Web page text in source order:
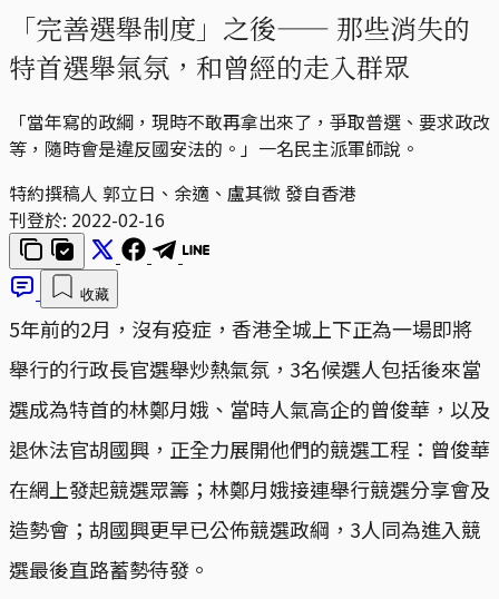
「完善選舉制度」之後—— 那些消失的
特首選舉氣氛，和曾經的走入群眾
「當年寫的政綱，現時不敢再拿出來了，爭取普選、要求政改
等，隨時會是違反國安法的。」一名民主派軍師說。
特約撰稿人 郭立日、余適、盧其微 發自香港
刊登於: 2022-02-16
收藏
5年前的2月，沒有疫症，香港全城上下正為一場即將
舉行的行政長官選舉炒熱氣氛，3名候選人包括後來當
選成為特首的林鄭月娥、當時人氣高企的曾俊華，以及
退休法官胡國興，正全力展開他們的競選工程：曾俊華
在網上發起競選眾籌；林鄭月娥接連舉行競選分享會及
造勢會；胡國興更早已公佈競選政綱，3人同為進入競
選最後直路蓄勢待發。